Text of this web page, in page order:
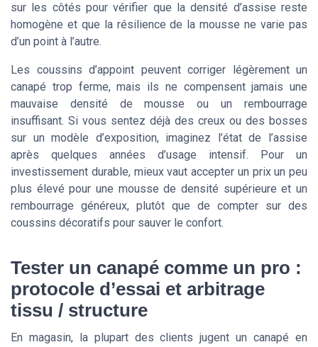
sur les côtés pour vérifier que la densité d’assise reste
homogène et que la résilience de la mousse ne varie pas
d’un point à l’autre.
Les coussins d’appoint peuvent corriger légèrement un
canapé trop ferme, mais ils ne compensent jamais une
mauvaise densité de mousse ou un rembourrage
insuffisant. Si vous sentez déjà des creux ou des bosses
sur un modèle d’exposition, imaginez l’état de l’assise
après quelques années d’usage intensif. Pour un
investissement durable, mieux vaut accepter un prix un peu
plus élevé pour une mousse de densité supérieure et un
rembourrage généreux, plutôt que de compter sur des
coussins décoratifs pour sauver le confort.
Tester un canapé comme un pro :
protocole d’essai et arbitrage
tissu / structure
En magasin, la plupart des clients jugent un canapé en